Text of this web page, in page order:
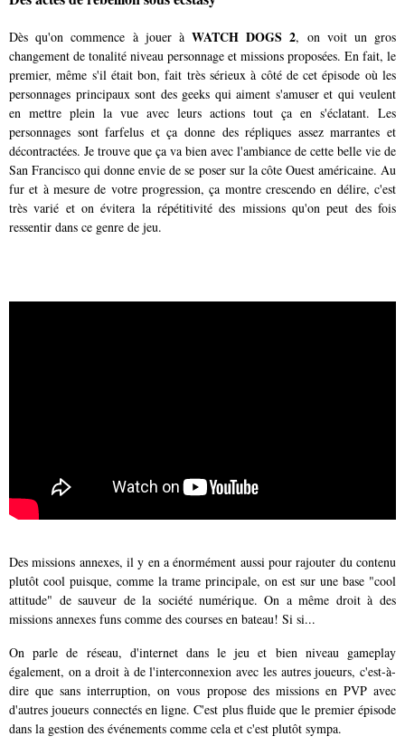
Dès qu'on commence à jouer à WATCH DOGS 2, on voit un gros
changement de tonalité niveau personnage et missions proposées. En fait, le
premier, même s'il était bon, fait très sérieux à côté de cet épisode où les
personnages principaux sont des geeks qui aiment s'amuser et qui veulent
en mettre plein la vue avec leurs actions tout ça en s'éclatant. Les
personnages sont farfelus et ça donne des répliques assez marrantes et
décontractées. Je trouve que ça va bien avec l'ambiance de cette belle vie de
San Francisco qui donne envie de se poser sur la côte Ouest américaine. Au
fur et à mesure de votre progression, ça montre crescendo en délire, c'est
très varié et on évitera la répétitivité des missions qu'on peut des fois
ressentir dans ce genre de jeu.
Des missions annexes, il y en a énormément aussi pour rajouter du contenu
plutôt cool puisque, comme la trame principale, on est sur une base "cool
attitude" de sauveur de la société numérique. On a même droit à des
missions annexes funs comme des courses en bateau! Si si...
On parle de réseau, d'internet dans le jeu et bien niveau gameplay
également, on a droit à de l'interconnexion avec les autres joueurs, c'est-à-
dire que sans interruption, on vous propose des missions en PVP avec
d'autres joueurs connectés en ligne. C'est plus fluide que le premier épisode
dans la gestion des événements comme cela et c'est plutôt sympa.